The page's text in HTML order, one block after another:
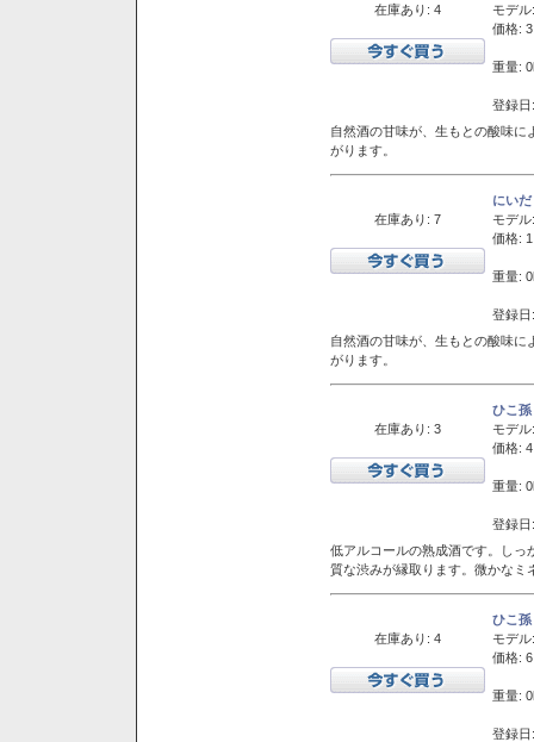
在庫あり: 4
モデル:
価格:
重量:
登録
自然酒の甘味が、生もとの酸味
がります。
在庫あり: 7
にい
モデル:
価格:
重量:
登録
自然酒の甘味が、生もとの酸味
がります。
在庫あり: 3
ひこ
モデル:
価格:
重量:
登録
低アルコールの熟成酒です。しっ
質な渋みが縁取ります。微かなミ
在庫あり: 4
ひこ
モデル:
価格:
重量:
登録